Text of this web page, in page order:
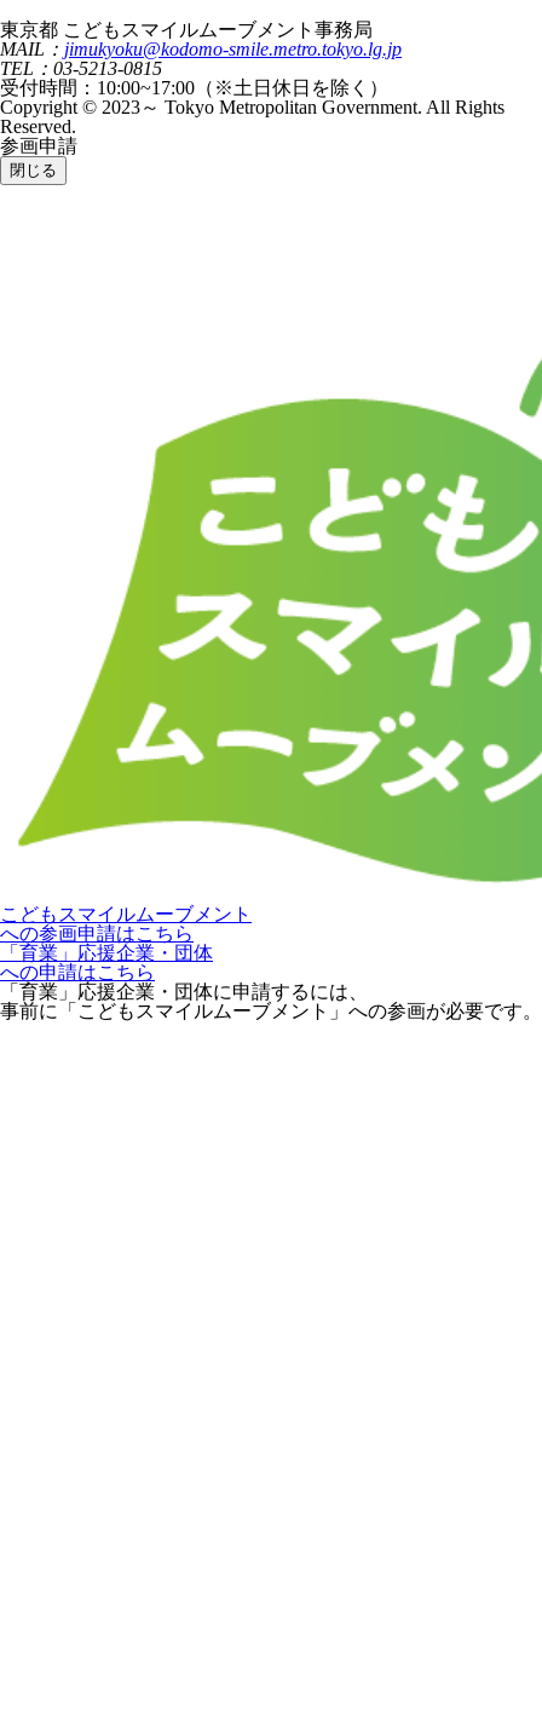
東京都 こどもスマイルムーブメント事務局
MAIL： jimukyoku@kodomo-smile.metro.tokyo.lg.jp
TEL：03-5213-0815
受付時間：10:00~17:00（※土日休日を除く）
Copyright © 2023～ Tokyo Metropolitan Government. All Rights
Reserved.
参画申請
閉じる
こどもスマイルムーブメント
への参画申請はこちら
「育業」応援企業・団体
への申請はこちら
「育業」応援企業・団体に申請するには、
事前に「こどもスマイルムーブメント」への参画が必要です。